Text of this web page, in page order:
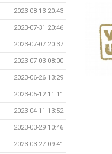
2023-08-13 20:43
2023-07-31 20:46
2023-07-07 20:37
2023-07-03 08:00
2023-06-26 13:29
2023-05-12 11:11
2023-04-11 13:52
2023-03-29 10:46
2023-03-27 09:41